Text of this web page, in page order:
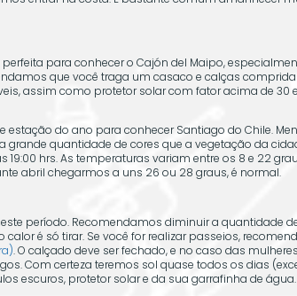
para conhecer o Cajón del Maipo,
que você traga um casaco e calças
assim como protetor solar com fator acima de
do ano para conhecer Santiago do Chile.
quantidade de cores que a vegetação da
hrs. As temperaturas variam entre os 8 e 22
abril chegarmos a uns 26 ou 28 graus, é normal.
período. Recomendamos diminuir a quantidade
é só tirar. Se você for realizar passeios,
. O calçado deve ser fechado, e no caso das
Com certeza teremos sol quase todos os dias
escuros, protetor solar e da sua garrafinha de água.